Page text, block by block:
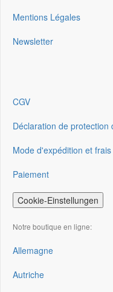
Mentions Légales
Newsletter
CGV
Déclaration de protection
Mode d'expédition et frais
Paiement
Cookie-Einstellungen
Notre boutique en ligne:
Allemagne
Autriche